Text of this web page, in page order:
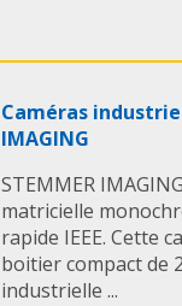
Caméras
IMAGING
STEMMER
matricielle
rapide IEEE. Cette
boitier compact de
industrielle ...